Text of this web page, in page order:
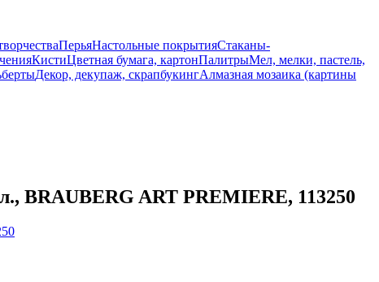
ПерьяНастольные покрытияСтаканы-
КистиЦветная бумага, картонПалитрыМел, мелки, пастель,
Декор, декупаж, скрапбукингАлмазная мозаика (картины
BRAUBERG ART PREMIERE, 113250